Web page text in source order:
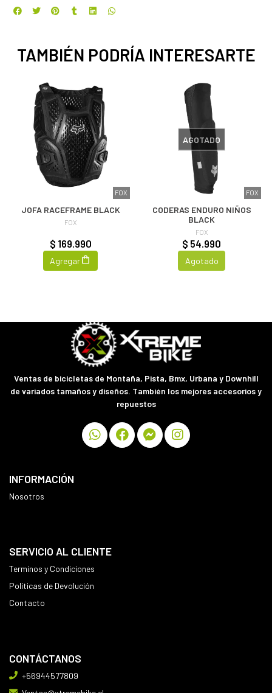
TAMBIÉN PODRÍA INTERESARTE
FOX
JOFA RACEFRAME BLACK
FOX
$ 169.990
Agregar
FOX
AGOTADO
CODERAS ENDURO NIÑOS
BLACK
FOX
$ 54.990
Agotado
Ventas de bicicletas de Montaña, Pista, Bmx, Urbana y Downhill
de variados tamaños y diseños. También los mejores accesorios y
repuestos
INFORMACIÓN
Nosotros
SERVICIO AL CLIENTE
Terminos y Condiciones
Políticas de Devolución
Contacto
CONTÁCTANOS
+56944577809